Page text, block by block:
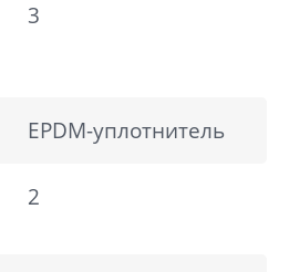
3
EPDM-уплотнитель
2